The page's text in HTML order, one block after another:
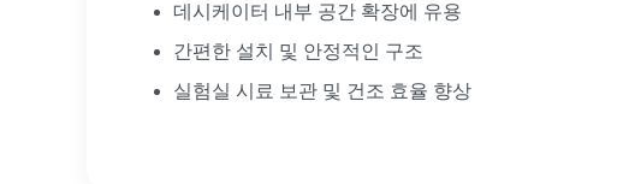
데시케이터 내부 공간 확장에 유용
간편한 설치 및 안정적인 구조
실험실 시료 보관 및 건조 효율 향상